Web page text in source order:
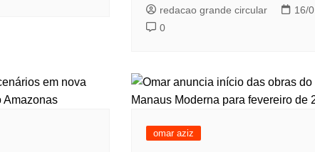
redacao grande circular
16/
0
omar aziz